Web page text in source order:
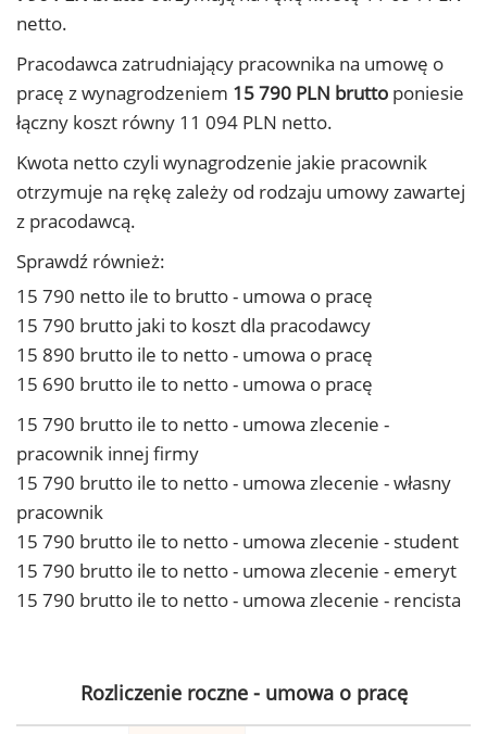
netto.
Pracodawca zatrudniający pracownika na umowę o
pracę z wynagrodzeniem 15 790 PLN brutto poniesie
łączny koszt równy 11 094 PLN netto.
Kwota netto czyli wynagrodzenie jakie pracownik
otrzymuje na rękę zależy od rodzaju umowy zawartej
z pracodawcą.
Sprawdź również:
15 790 netto ile to brutto - umowa o pracę
15 790 brutto jaki to koszt dla pracodawcy
15 890 brutto ile to netto - umowa o pracę
15 690 brutto ile to netto - umowa o pracę
15 790 brutto ile to netto - umowa zlecenie -
pracownik innej firmy
15 790 brutto ile to netto - umowa zlecenie - własny
pracownik
15 790 brutto ile to netto - umowa zlecenie - student
15 790 brutto ile to netto - umowa zlecenie - emeryt
15 790 brutto ile to netto - umowa zlecenie - rencista
Rozliczenie roczne - umowa o pracę